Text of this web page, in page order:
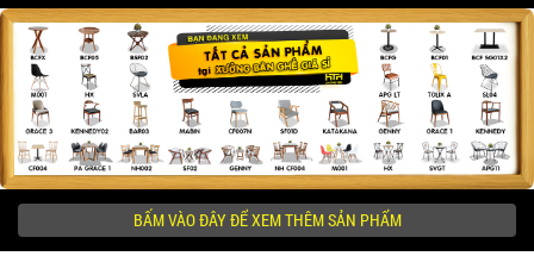
SẢN PHẨM
CÔNG TRÌNH
KHÁCH HÀNG NÊN BIẾT
BẤM VÀO ĐÂY ĐỂ XEM THÊM SẢN PHẨM